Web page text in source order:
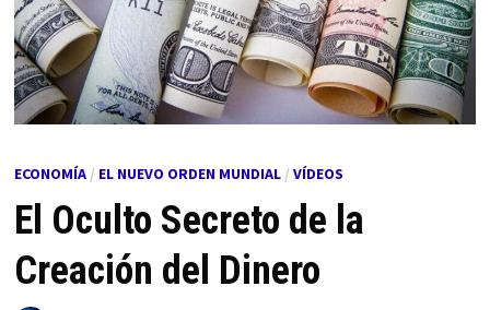
ECONOMÍA/ EL NUEVO ORDEN MUNDIAL/ VÍDEOS
El Oculto Secreto de la
Creación del Dinero